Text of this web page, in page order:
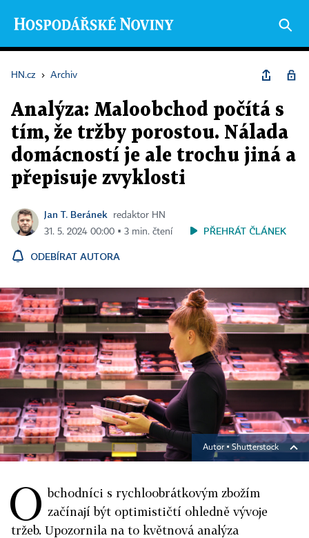
HN.cz › Archiv
Analýza: Maloobchod počítá s
tím, že tržby porostou. Nálada
domácností je ale trochu jiná a
přepisuje zvyklosti
Jan T. Beránek
redaktor HN
31. 5. 2024 00:00 ▪ 3 min. čtení
PŘEHRÁT ČLÁNEK
ODEBÍRAT AUTORA
Autor ▪ Shutterstock
O bchodníci s rychloobrátkovým zbožím
začínají být optimističtí ohledně vývoje
tržeb. Upozornila na to květnová analýza